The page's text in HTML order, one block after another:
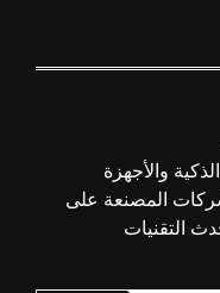
والأجهزة
المصنعة على
التقنيات